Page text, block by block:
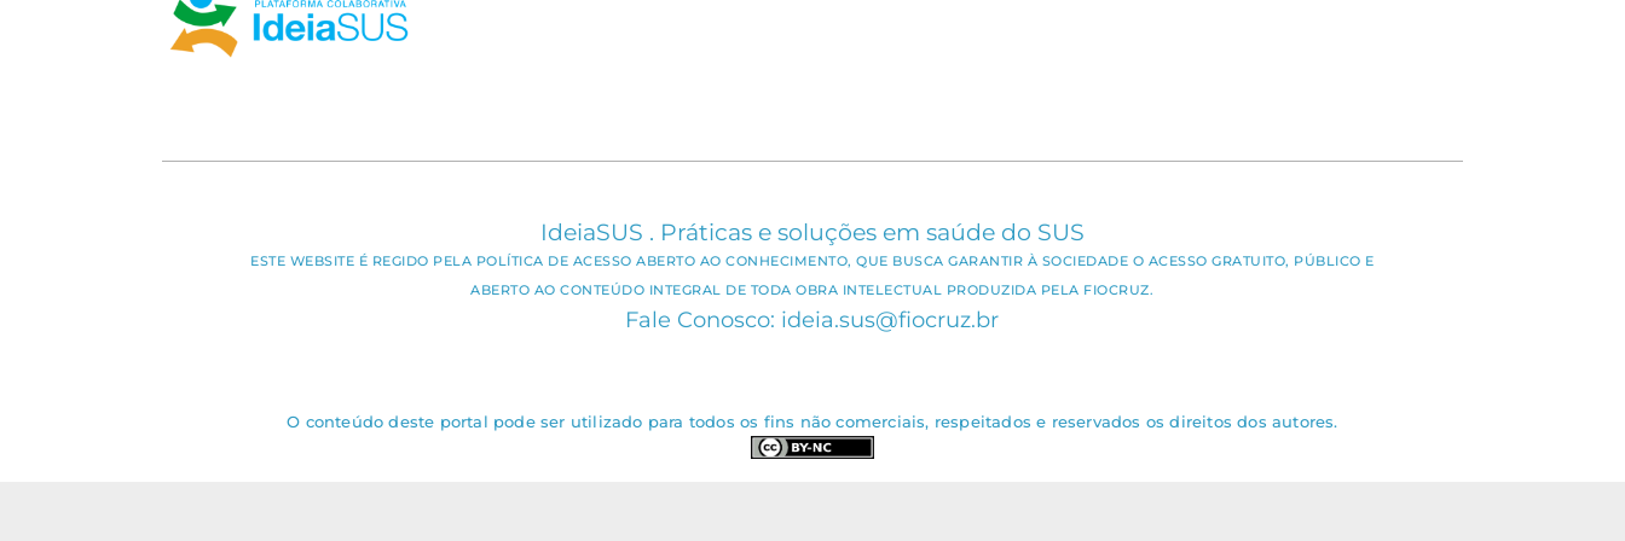
IdeiaSUS . Práticas e soluções em saúde do SUS
ESTE WEBSITE É REGIDO PELA POLÍTICA DE ACESSO ABERTO AO CONHECIMENTO, QUE BUSCA GARANTIR À SOCIEDADE O ACESSO GRATUITO, PÚBLICO E
ABERTO AO CONTEÚDO INTEGRAL DE TODA OBRA INTELECTUAL PRODUZIDA PELA FIOCRUZ.
Fale Conosco: ideia.sus@fiocruz.br
O conteúdo deste portal pode ser utilizado para todos os fins não comerciais, respeitados e reservados os direitos dos autores.